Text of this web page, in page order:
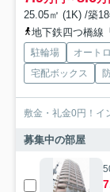
25.05㎡ (1K) /築
地下鉄四つ橋線
駐輪場 オート
宅配ボックス
敷金・礼金0円！イ
募集中の部屋